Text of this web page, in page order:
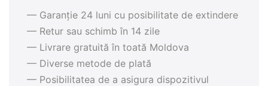
— Garanție 24 luni cu posibilitate de extindere
— Retur sau schimb în 14 zile
— Livrare gratuită în toată Moldova
— Diverse metode de plată
— Posibilitatea de a asigura dispozitivul